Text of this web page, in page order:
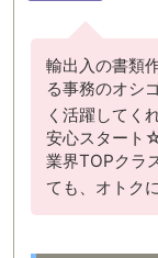
輸出入の書類
る事務のオシ
く活躍してく
安心スタート
業界TOPクラ
ても、オトク